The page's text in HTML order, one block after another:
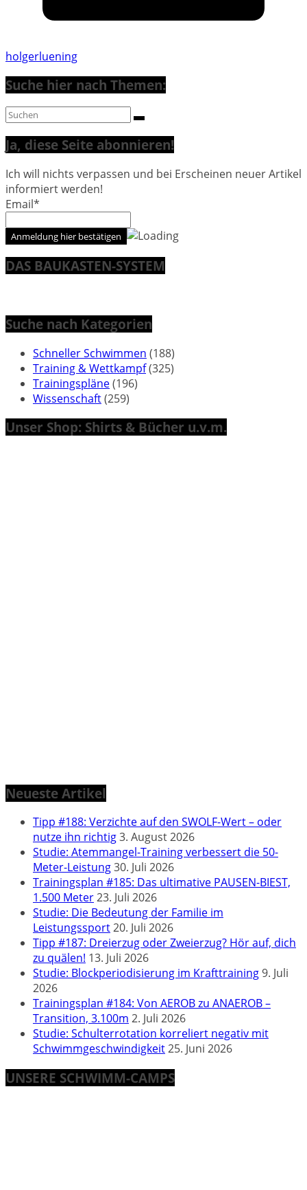
holgerluening
Suche hier nach Themen:
Ja, diese Seite abonnieren!
Ich will nichts verpassen und bei Erscheinen neuer Artikel
informiert werden!
Email*
DAS BAUKASTEN-SYSTEM
Suche nach Kategorien
Schneller Schwimmen (188)
Training & Wettkampf(325)
Trainingspläne(196)
Wissenschaft(259)
Unser Shop: Shirts & Bücher u.v.m.
Neueste Artikel
Tipp #188: Verzichte auf den SWOLF-Wert – oder
nutze ihn richtig3. August 2026
Studie: Atemmangel-Training verbessert die 50-
Meter-Leistung30. Juli 2026
Trainingsplan #185: Das ultimative PAUSEN-BIEST,
1.500 Meter23. Juli 2026
Studie: Die Bedeutung der Familie im
Leistungssport20. Juli 2026
Tipp #187: Dreierzug oder Zweierzug? Hör auf, dich
zu quälen! 13. Juli 2026
Studie: Blockperiodisierung im Krafttraining9. Juli
2026
Trainingsplan #184: Von AEROB zu ANAEROB –
Transition, 3.100m 2. Juli 2026
Studie: Schulterrotation korreliert negativ mit
Schwimmgeschwindigkeit25. Juni 2026
UNSERE SCHWIMM-CAMPS